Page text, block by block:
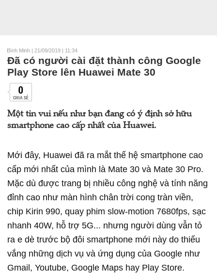
Bình Minh | 21/09/2019 | 11:34
Đã có người cài đặt thành công Google
Play Store lên Huawei Mate 30
0
CHIA SẺ
Một tin vui nếu như bạn đang có ý định sở hữu
smartphone cao cấp nhất của Huawei.
Mới đây, Huawei đã ra mắt thế hệ smartphone cao
cấp mới nhất của mình là Mate 30 và Mate 30 Pro.
Mặc dù được trang bị nhiều công nghệ và tính năng
đỉnh cao như màn hình chân trời cong tràn viền,
chip Kirin 990, quay phim slow-motion 7680fps, sạc
nhanh 40W, hỗ trợ 5G... nhưng người dùng vẫn tỏ
ra e dè trước bộ đôi smartphone mới này do thiếu
vắng những dịch vụ và ứng dụng của Google như
Gmail, Youtube, Google Maps hay Play Store.